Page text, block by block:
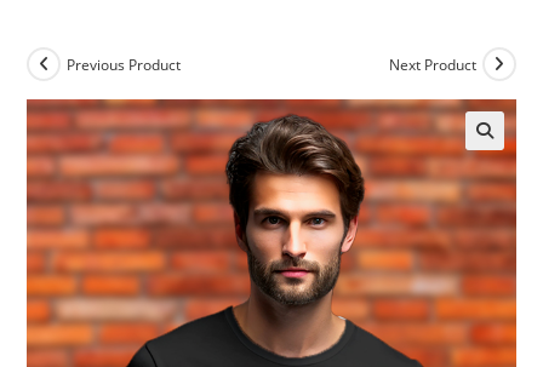
Previous Product Next Product